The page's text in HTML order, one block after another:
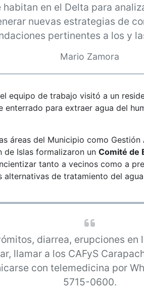
en el Delta para
nuevas estrategias de
pertinentes a los y
Mario Zamora
equipo de trabajo visitó a un
enterrado para extraer agua del
áreas del Municipio como
de Islas formalizaron un Comité de
tanto a vecinos como a
alternativas de tratamiento del
diarrea, erupciones
llamar a los CAFyS
con telemedicina por
5715-0600.